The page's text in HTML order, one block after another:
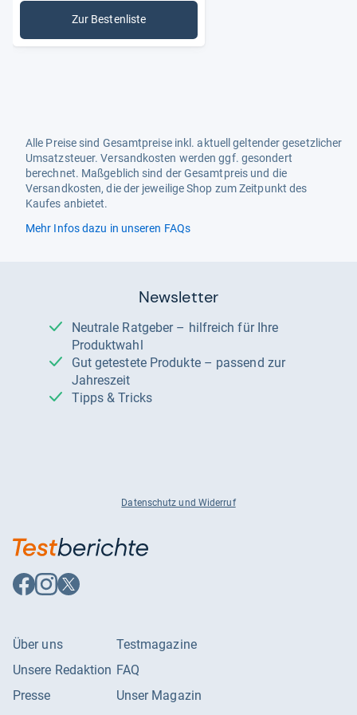
liegt aufAmazonbei rund 25 Euro und ist damit
preislich um einiges attraktiver.
Zur Bestenliste
: Crêpes-Maker
Alle Preise sind Gesamtpreise inkl. aktuell geltender gesetzlicher
Umsatzsteuer. Versandkosten werden ggf. gesondert
berechnet. Maßgeblich sind der Gesamtpreis und die
Versandkosten, die der jeweilige Shop zum Zeitpunkt des
Kaufes anbietet.
Mehr Infos dazu in unseren FAQs
Newsletter
Neutrale Ratgeber – hilfreich für Ihre
Produktwahl
Gut getestete Produkte – passend zur
Jahreszeit
Tipps & Tricks
Datenschutz und Widerruf
Auf
Facebook
Auf
Instagram
Auf
X
Über uns
Unsere Redaktion
Presse
Testmagazine
FAQ
Unser Magazin